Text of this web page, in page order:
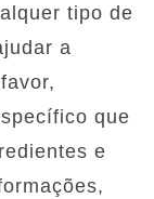
tipo de
a
que
e